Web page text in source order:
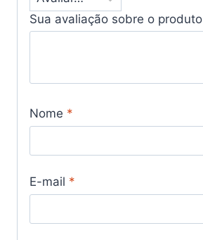
Sua avaliação sobre o produto
Nome *
E-mail *